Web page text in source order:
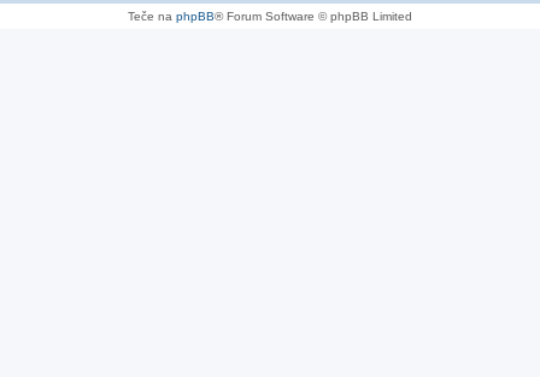
Teče na phpBB® Forum Software © phpBB Limited